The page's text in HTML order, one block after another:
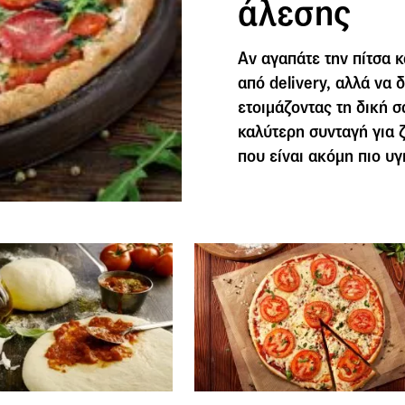
άλεσης
Αν αγαπάτε την πίτσα
από delivery, αλλά να
ετοιμάζοντας τη δική
καλύτερη συνταγή για
που είναι ακόμη πιο